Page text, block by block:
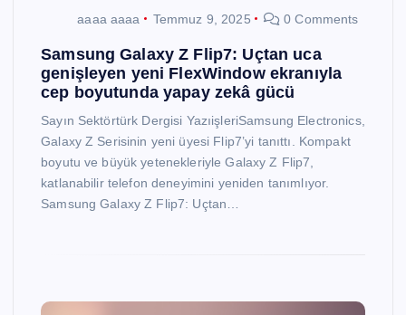
aaaa aaaa Temmuz 9, 2025 0 Comments
Samsung Galaxy Z Flip7: Uçtan uca
genişleyen yeni FlexWindow ekranıyla
cep boyutunda yapay zekâ gücü
Sayın Sektörtürk Dergisi YazıişleriSamsung Electronics,
Galaxy Z Serisinin yeni üyesi Flip7’yi tanıttı. Kompakt
boyutu ve büyük yetenekleriyle Galaxy Z Flip7,
katlanabilir telefon deneyimini yeniden tanımlıyor.
Samsung Galaxy Z Flip7: Uçtan…